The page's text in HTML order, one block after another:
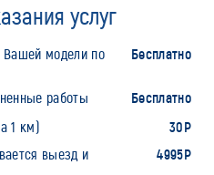
услуг
Вашей модели по
Бесплатно
работы Бесплатно
1 км) 30Р
выезд и
4995Р